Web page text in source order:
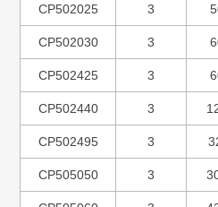
CP502025 3
CP502030 3
CP502425 3
CP502440 3
CP502495 3
CP505050 3